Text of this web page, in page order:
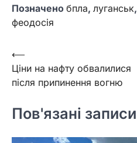
Позначено бпла, луганськ,
феодосія
Навігація
записів
⟵
Ціни на нафту обвалилися
після припинення вогню
Пов'язані записи